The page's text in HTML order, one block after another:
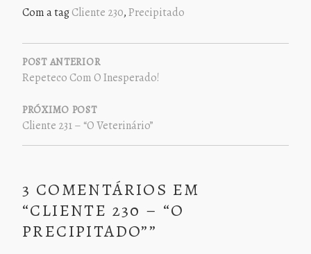
Com a tagCliente 230,Precipitado
NAVEGAÇÃO
DE
POST
POST ANTERIOR
Repeteco Com O Inesperado!
PRÓXIMO POST
Cliente 231 – “O Veterinário”
3 COMENTÁRIOS EM
“CLIENTE 230 – “O
PRECIPITADO””